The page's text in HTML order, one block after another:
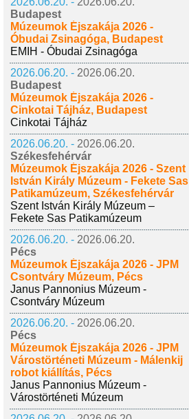
Budapest
Múzeumok Éjszakája 2026 -
Óbudai Zsinagóga, Budapest
EMIH - Óbudai Zsinagóga
2026.06.20. - 2026.06.20.
Budapest
Múzeumok Éjszakája 2026 -
Cinkotai Tájház, Budapest
Cinkotai Tájház
2026.06.20. - 2026.06.20.
Székesfehérvár
Múzeumok Éjszakája 2026 - Szent
István Király Múzeum - Fekete Sas
Patikamúzeum, Székesfehérvár
Szent István Király Múzeum –
Fekete Sas Patikamúzeum
2026.06.20. - 2026.06.20.
Pécs
Múzeumok Éjszakája 2026 - JPM
Csontváry Múzeum, Pécs
Janus Pannonius Múzeum -
Csontváry Múzeum
2026.06.20. - 2026.06.20.
Pécs
Múzeumok Éjszakája 2026 - JPM
Várostörténeti Múzeum - Málenkij
robot kiállítás, Pécs
Janus Pannonius Múzeum -
Várostörténeti Múzeum